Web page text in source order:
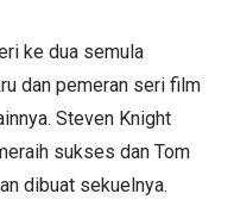
ke dua semula
dan pemeran seri film
Steven Knight
sukses dan Tom
dibuat sekuelnya.